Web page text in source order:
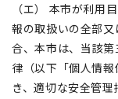
（エ） 本市が利用
報の取扱いの全部
合、本市は、当該
律（以下「個人情
き、適切な安全管理